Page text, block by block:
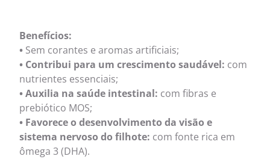
Benefícios:
• Sem corantes e aromas artificiais;
• Contribui para um crescimento saudável: com
nutrientes essenciais;
• Auxilia na saúde intestinal: com fibras e
prebiótico MOS;
• Favorece o desenvolvimento da visão e
sistema nervoso do filhote: com fonte rica em
ômega 3 (DHA).